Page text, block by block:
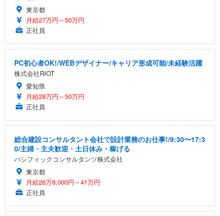
東京都
月給27万円～50万円
正社員
PC初心者OK!/WEBデザイナー/キャリア形成可能/未経験活躍
株式会社RIOT
愛知県
月給28万円～50万円
正社員
総合建設コンサルタント会社で設計業務のお仕事!/9:30〜17:3
0/主婦・主夫歓迎・土日休み・稼げる
パシフィックコンサルタンツ株式会社
東京都
月給26万8,000円～41万円
正社員